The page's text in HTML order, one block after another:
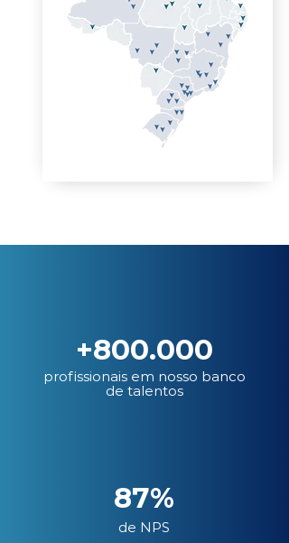
+800.000
profissionais em nosso banco
de talentos
87%
de NPS